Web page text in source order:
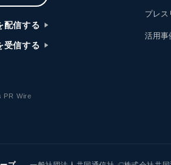
配信する
受信する
PR Wire
プレス
活用事